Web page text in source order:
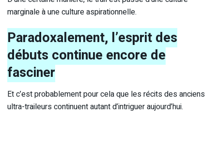
marginale à une culture aspirationnelle.
Paradoxalement, l’esprit des
débuts continue encore de
fasciner
Et c’est probablement pour cela que les récits des anciens
ultra-traileurs continuent autant d’intriguer aujourd’hui.